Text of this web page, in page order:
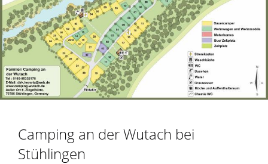
Camping an der Wutach bei
Stühlingen